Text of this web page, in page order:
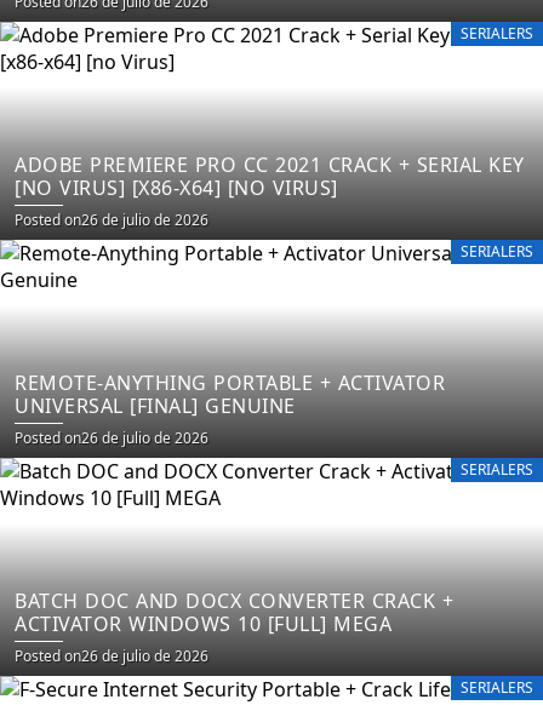
SERIALERS
ADOBE PREMIERE PRO CC 2021 CRACK + SERIAL KEY
[NO VIRUS] [X86-X64] [NO VIRUS]
Posted on26 de julio de 2026
SERIALERS
REMOTE-ANYTHING PORTABLE + ACTIVATOR
UNIVERSAL [FINAL] GENUINE
Posted on26 de julio de 2026
SERIALERS
BATCH DOC AND DOCX CONVERTER CRACK +
ACTIVATOR WINDOWS 10 [FULL] MEGA
Posted on26 de julio de 2026
SERIALERS